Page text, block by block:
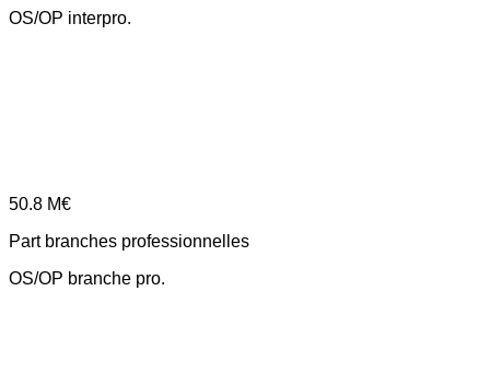
OS/OP interpro.
50.8 M€
Part branches professionnelles
OS/OP branche pro.